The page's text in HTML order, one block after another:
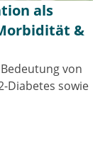
als
&
von
Diabetes sowie